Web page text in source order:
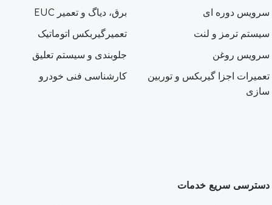
سرویس دوره ای
برق، دیاگ و تعمیر EUC
سیستم ترمز و لنت
تعمیرگیربکس اتوماتیک
سرویس روغن
جلوبندی و سیستم تعلیق
تعمیرات اجزا گیربکس و توربین
سازی
کارشناسی فنی خودرو
دسترسی سریع خدمات